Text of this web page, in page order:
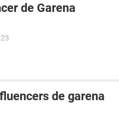
de Garena
de garena